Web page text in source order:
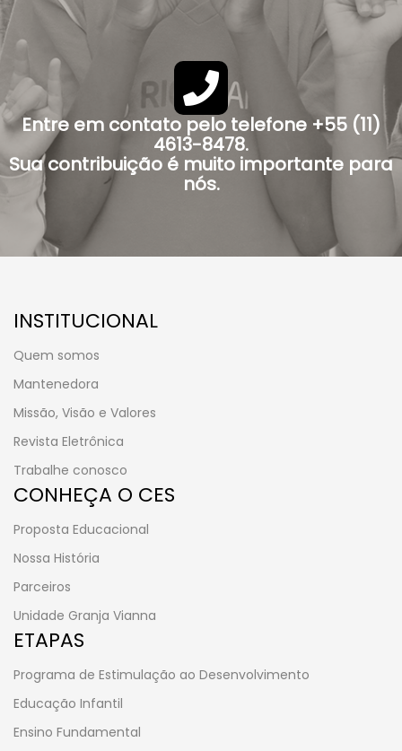
Entre em contato pelo telefone +55 (11)
4613-8478.
Sua contribuição é muito importante para
nós.
INSTITUCIONAL
Quem somos
Mantenedora
Missão, Visão e Valores
Revista Eletrônica
Trabalhe conosco
CONHEÇA O CES
Proposta Educacional
Nossa História
Parceiros
Unidade Granja Vianna
ETAPAS
Programa de Estimulação ao Desenvolvimento
Educação Infantil
Ensino Fundamental